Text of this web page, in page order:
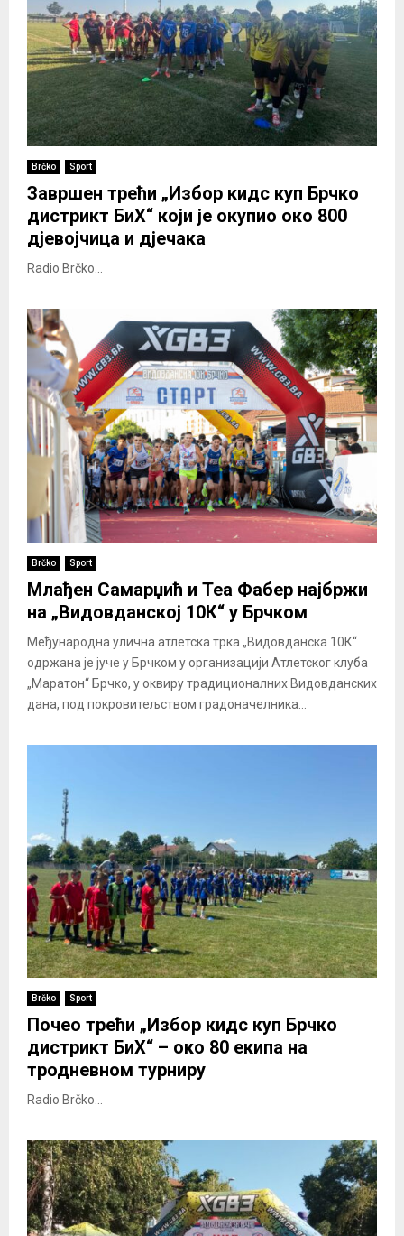
Brčko Sport
Завршен трећи „Избор кидс куп Брчко
дистрикт БиХ“ који је окупио око 800
д‌јевојчица и д‌јечака
Radio Brčko...
Brčko Sport
Млађен Самарџић и Теа Фабер најбржи
на „Видовданској 10К“ у Брчком
Међународна улична атлетска трка „Видовданска 10К“
одржана је јуче у Брчком у организацији Атлетског клуба
„Маратон“ Брчко, у оквиру традиционалних Видовданских
дана, под покровитељством градоначелника...
Brčko Sport
Почео трећи „Избор кидс куп Брчко
дистрикт БиХ“ – око 80 екипа на
тродневном турниру
Radio Brčko...